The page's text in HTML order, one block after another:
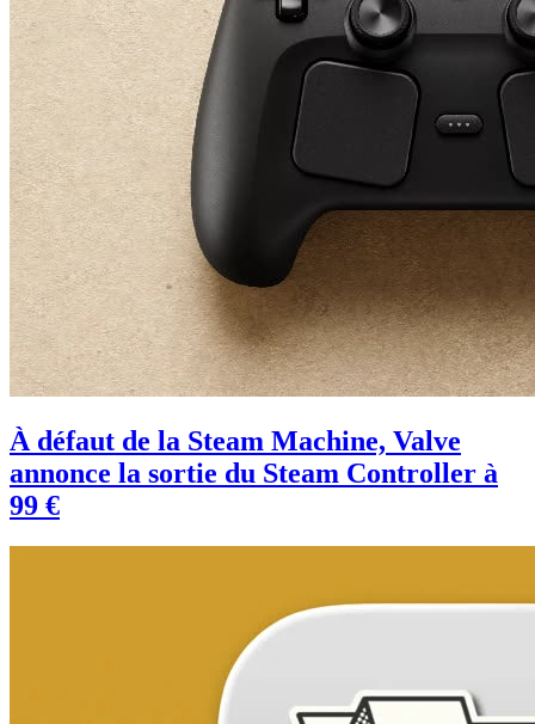
À défaut de la Steam Machine, Valve
annonce la sortie du Steam Controller à
99 €